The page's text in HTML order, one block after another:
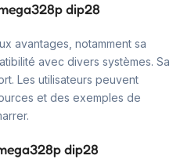
dip28
avantages, notamment sa
avec divers systèmes. Sa
Les utilisateurs peuvent
et des exemples de
dip28